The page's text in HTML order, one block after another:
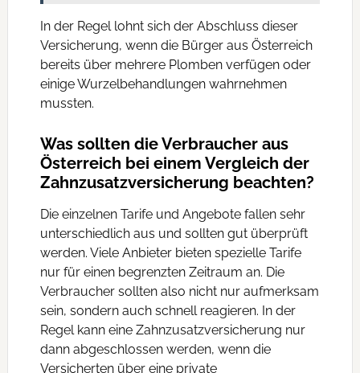
In der Regel lohnt sich der Abschluss dieser
Versicherung, wenn die Bürger aus Österreich
bereits über mehrere Plomben verfügen oder
einige Wurzelbehandlungen wahrnehmen
mussten.
Was sollten die Verbraucher aus
Österreich bei einem Vergleich der
Zahnzusatzversicherung beachten?
Die einzelnen Tarife und Angebote fallen sehr
unterschiedlich aus und sollten gut überprüft
werden. Viele Anbieter bieten spezielle Tarife
nur für einen begrenzten Zeitraum an. Die
Verbraucher sollten also nicht nur aufmerksam
sein, sondern auch schnell reagieren. In der
Regel kann eine Zahnzusatzversicherung nur
dann abgeschlossen werden, wenn die
Versicherten über eine private